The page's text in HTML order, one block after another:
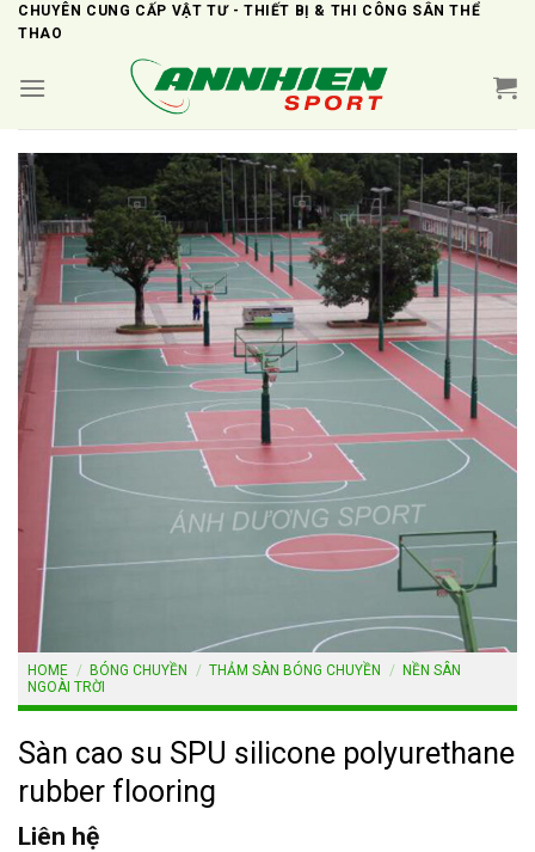
SkipCHUYÊN CUNG CẤP VẬT TƯ - THIẾT BỊ & THI CÔNG SÂN THỂ
THAO
HOME / BÓNG CHUYỀN / THẢM SÀN BÓNG CHUYỀN / NỀN SÂN
NGOÀI TRỜI
Sàn cao su SPU silicone polyurethane
rubber flooring
Liên hệ